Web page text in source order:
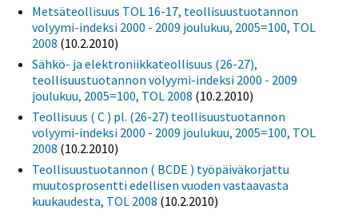
Metsäteollisuus TOL 16-17, teollisuustuotannon
volyymi-indeksi 2000 - 2009 joulukuu, 2005=100, TOL
2008 (10.2.2010)
Sähkö- ja elektroniikkateollisuus (26-27),
teollisuustuotannon volyymi-indeksi 2000 - 2009
joulukuu, 2005=100, TOL 2008 (10.2.2010)
Teollisuus ( C ) pl. (26-27) teollisuustuotannon
volyymi-indeksi 2000 - 2009 joulukuu, 2005=100, TOL
2008 (10.2.2010)
Teollisuustuotannon ( BCDE ) työpäiväkorjattu
muutosprosentti edellisen vuoden vastaavasta
kuukaudesta, TOL 2008 (10.2.2010)